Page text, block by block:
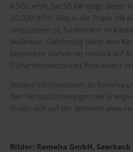
4.500 m³/h, bei 50 kW steigt dieser
20.000 m³/h. Was in der Praxis mit
umzusetzen ist, funktioniert im
skalierbar. Gleichzeitig bietet eine
besondere Vorteile im Hinblick auf
(Sicherheitsabstände), Redundanz
Weitere Informationen zu Remeha
den Herausforderungen der
finden sich auf der Webseite
Bilder: Remeha GmbH, Saerbeck